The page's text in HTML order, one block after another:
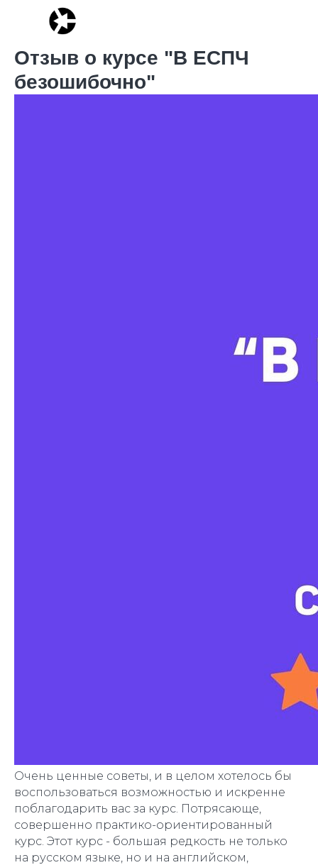
Отзыв о курсе "В ЕСПЧ
безошибочно"
Очень ценные советы, и в целом хотелось бы
воспользоваться возможностью и искренне
поблагодарить вас за курс. Потрясающе,
совершенно практико-ориентированный
курс. Этот курс - большая редкость не только
на русском языке, но и на английском,